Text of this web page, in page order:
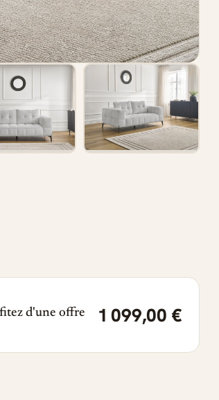
d'une offre
1 099,00 €